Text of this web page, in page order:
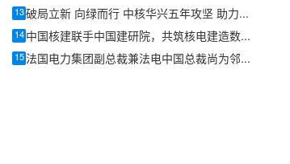
13 破局立新 向绿而行 中核华兴五年攻坚 助力长三角首台“华龙一号”投产发电
14 中国核建联手中国建研院，共筑核电建造数字化新高地
15 法国电力集团副总裁兼法电中国总裁尚为邻一行到访中国核建